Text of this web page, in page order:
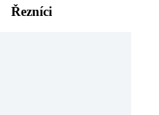
Řezníci